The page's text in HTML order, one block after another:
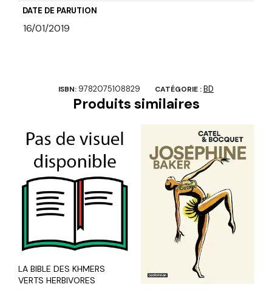
DATE DE PARUTION
16/01/2019
ISBN: 9782075108829 CATÉGORIE :BD
Produits similaires
LA BIBLE DES KHMERS
VERTS HERBIVORES